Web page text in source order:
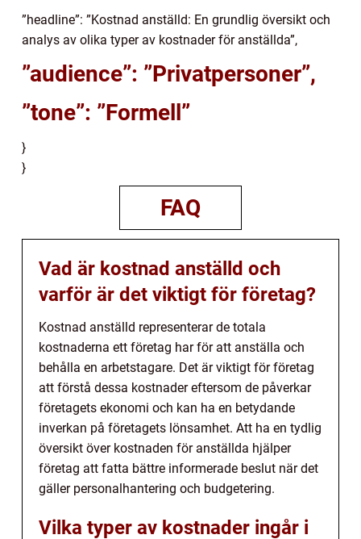
”headline”: ”Kostnad anställd: En grundlig översikt och
analys av olika typer av kostnader för anställda”,
”audience”: ”Privatpersoner”,
”tone”: ”Formell”
}
}
FAQ
Vad är kostnad anställd och
varför är det viktigt för företag?
Kostnad anställd representerar de totala
kostnaderna ett företag har för att anställa och
behålla en arbetstagare. Det är viktigt för företag
att förstå dessa kostnader eftersom de påverkar
företagets ekonomi och kan ha en betydande
inverkan på företagets lönsamhet. Att ha en tydlig
översikt över kostnaden för anställda hjälper
företag att fatta bättre informerade beslut när det
gäller personalhantering och budgetering.
Vilka typer av kostnader ingår i